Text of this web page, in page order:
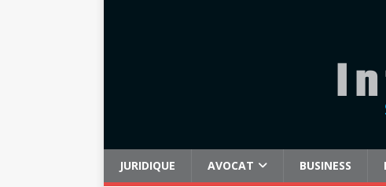
JURIDIQUE AVOCAT BUSINESS